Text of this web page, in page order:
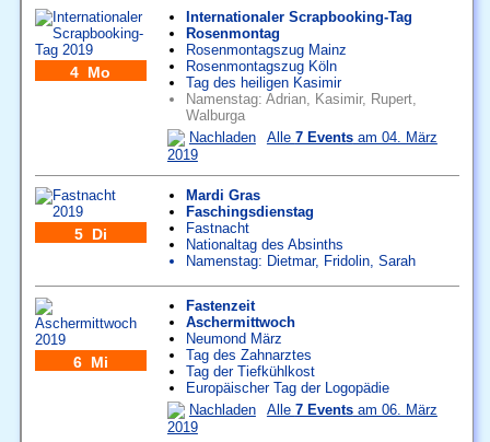
4 Mo
Internationaler Scrapbooking-Tag
Rosenmontag
Rosenmontagszug Mainz
Rosenmontagszug Köln
Tag des heiligen Kasimir
Namenstag: Adrian, Kasimir, Rupert,
Walburga
Nachladen
Alle 7 Eventsam 04. März
2019
5 Di
Mardi Gras
Faschingsdienstag
Fastnacht
Nationaltag des Absinths
Namenstag: Dietmar, Fridolin, Sarah
6 Mi
Fastenzeit
Aschermittwoch
Neumond März
Tag des Zahnarztes
Tag der Tiefkühlkost
Europäischer Tag der Logopädie
Nachladen
Alle 7 Eventsam 06. März
2019